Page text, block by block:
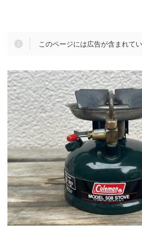
このページには広告が含まれてい